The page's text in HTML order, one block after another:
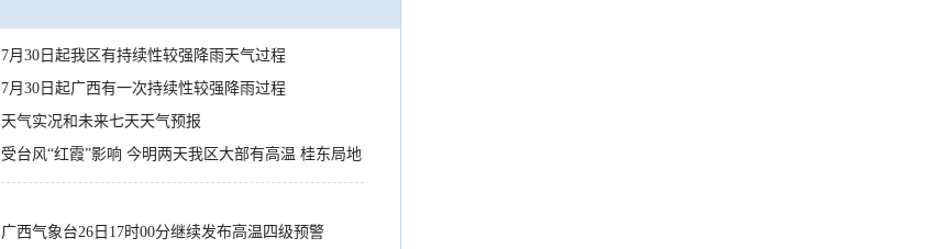
7月30日起我区有持续性较强降雨天气过程
7月30日起广西有一次持续性较强降雨过程
天气实况和未来七天天气预报
受台风“红霞”影响 今明两天我区大部有高温 桂东局地
有较强降雨
广西气象台26日17时00分继续发布高温四级预警